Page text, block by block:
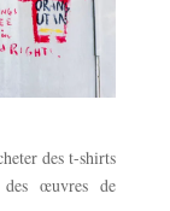
des t-shirts
des œuvres de